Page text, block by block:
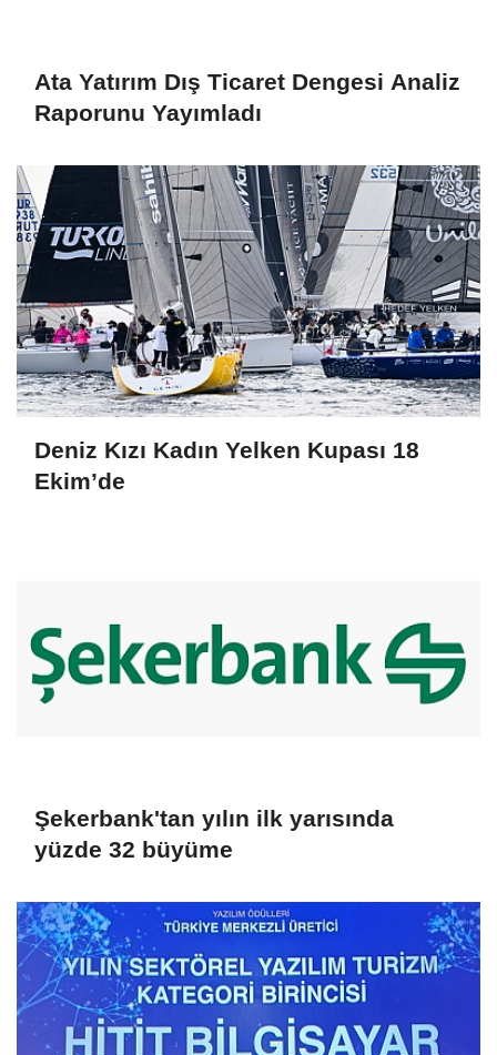
Ata Yatırım Dış Ticaret Dengesi Analiz
Raporunu Yayımladı
Deniz Kızı Kadın Yelken Kupası 18
Ekim’de
Şekerbank'tan yılın ilk yarısında
yüzde 32 büyüme